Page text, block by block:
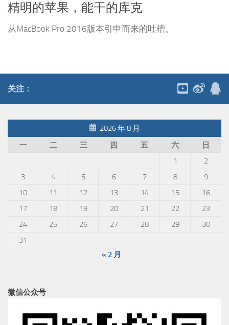
精明的苹果，能干的库克
从MacBook Pro 2016版本引申而来的吐槽。
关注：
2026 年 8 月
一
二 三 四 五 六
日
1
2
3
4 5 6 7 8
9
10
11 12 13 14 15
16
17
18 19 20 21 22
23
24
25 26 27 28 29
30
31
« 2 月
微信公众号